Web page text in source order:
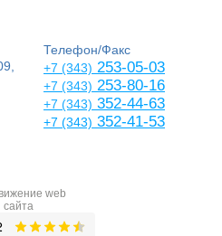
Телефон/Факс
+7 (343) 253-05-03
+7 (343) 253-80-16
+7 (343) 352-44-63
+7 (343) 352-41-53
web
сайта